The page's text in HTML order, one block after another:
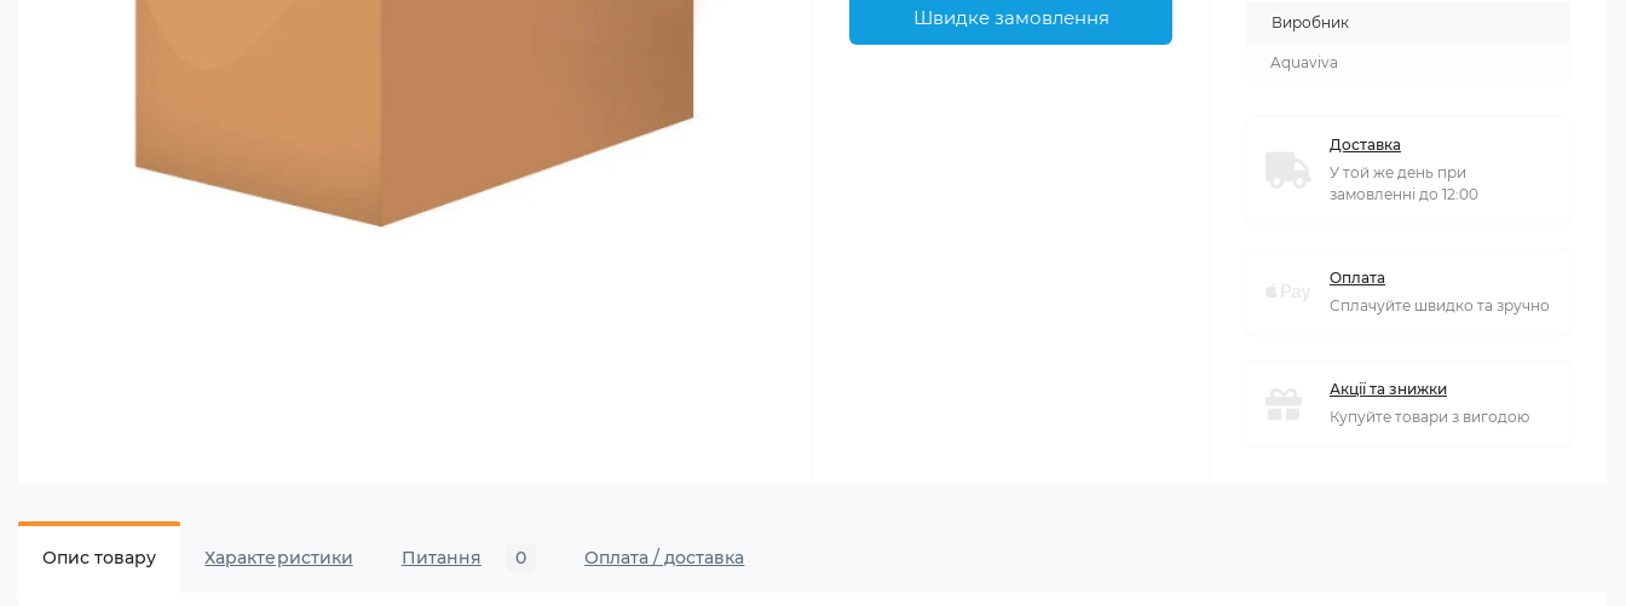
Швидке замовлення Виробник
Aquaviva
Доставка
У той же день при
замовленні до 12:00
Оплата
Сплачуйте швидко та зручно
Акції та знижки
Купуйте товари з вигодою
Опис товару Характеристики Питання 0 Оплата / доставка